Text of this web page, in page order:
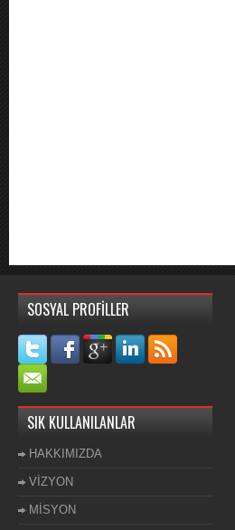
SOSYAL PROFİLLER
SIK KULLANILANLAR
HAKKIMIZDA
VİZYON
MİSYON